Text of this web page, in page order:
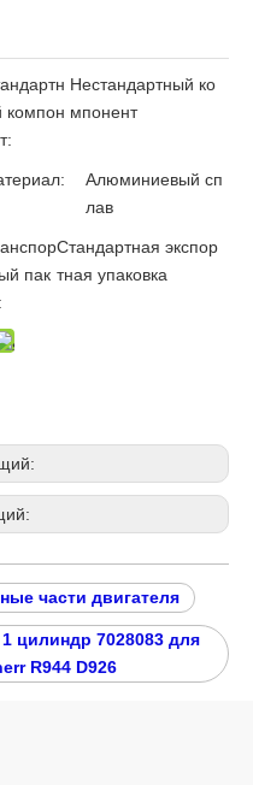
компон
Нестандартный ко
мпонент
Алюминиевый сп
лав
пак
Стандартная экспор
тная упаковка
части двигателя
цилиндр 7028083 для
R944 D926